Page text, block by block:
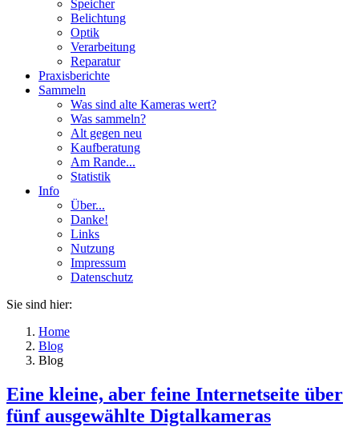
Speicher
Belichtung
Optik
Verarbeitung
Reparatur
Praxisberichte
Sammeln
Was sind alte Kameras wert?
Was sammeln?
Alt gegen neu
Kaufberatung
Am Rande...
Statistik
Info
Über...
Danke!
Links
Nutzung
Impressum
Datenschutz
Sie sind hier:
Home
Blog
Blog
Eine kleine, aber feine Internetseite über
fünf ausgewählte Digtalkameras